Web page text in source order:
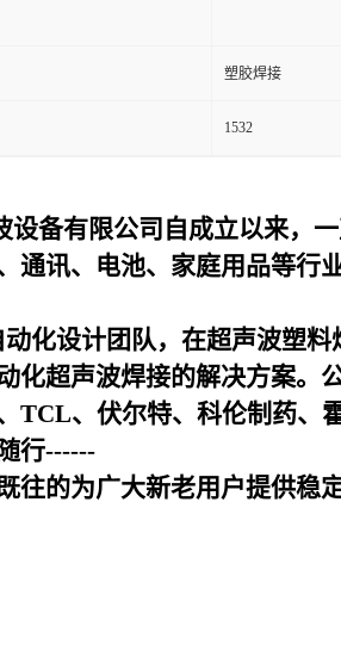
塑胶焊接
1532
设备有限公司自成立以来，
通讯、电池、家庭用品等行
化设计团队，在超声波塑
化超声波焊接的解决方案。
TCL、伏尔特、科伦制药、
行------
往的为广大新老用户提供稳